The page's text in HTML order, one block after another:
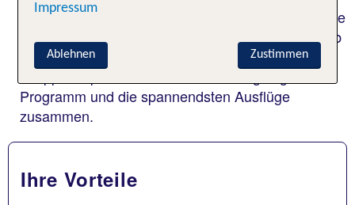
geniessen. Ob Trainingslager auf Mallorca, Abireise
nach Spanien, Golfturnier in Ägypten, Winterurlaub
in Österreich oder Tagung. Unsere
Gruppenexperten stellen für Sie das geeignete
Programm und die spannendsten Ausflüge
zusammen.
Ihre Vorteile
Impressum
Zustimmen
Ablehnen